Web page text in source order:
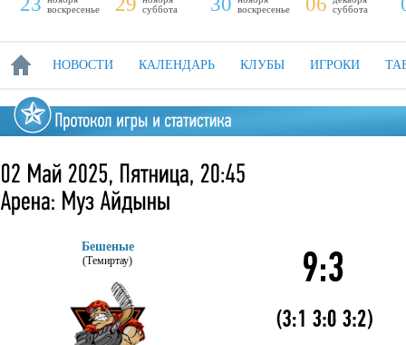
воскресенье
суббота
воскресенье
суббота
НОВОСТИ КАЛЕНДАРЬ КЛУБЫ ИГРОКИ
Бешеные
(Темиртау)